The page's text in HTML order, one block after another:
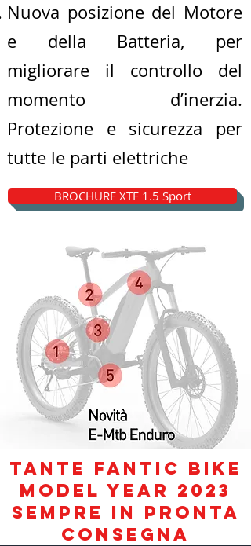
Nuova posizione del Motore
e della Batteria, per
migliorare il controllo del
momento d’inerzia.
Protezione e sicurezza per
tutte le parti elettriche
BROCHURE XTF 1.5 Sport
TANTE FANTIC BIKE
model year 2023
SEMPRE IN PRONTA
consegna